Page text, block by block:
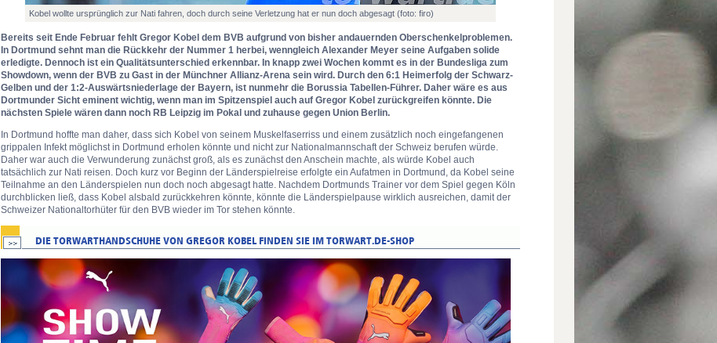
Kobel wollte ursprünglich zur Nati fahren, doch durch seine Verletzung hat er nun doch abgesagt (foto: firo)
Bereits seit Ende Februar fehlt Gregor Kobel dem BVB aufgrund von bisher andauernden Oberschenkelproblemen.
In Dortmund sehnt man die Rückkehr der Nummer 1 herbei, wenngleich Alexander Meyer seine Aufgaben solide
erledigte. Dennoch ist ein Qualitätsunterschied erkennbar. In knapp zwei Wochen kommt es in der Bundesliga zum
Showdown, wenn der BVB zu Gast in der Münchner Allianz-Arena sein wird. Durch den 6:1 Heimerfolg der Schwarz-
Gelben und der 1:2-Auswärtsniederlage der Bayern, ist nunmehr die Borussia Tabellen-Führer. Daher wäre es aus
Dortmunder Sicht eminent wichtig, wenn man im Spitzenspiel auch auf Gregor Kobel zurückgreifen könnte. Die
nächsten Spiele wären dann noch RB Leipzig im Pokal und zuhause gegen Union Berlin.
In Dortmund hoffte man daher, dass sich Kobel von seinem Muskelfaserriss und einem zusätzlich noch eingefangenen
grippalen Infekt möglichst in Dortmund erholen könnte und nicht zur Nationalmannschaft der Schweiz berufen würde.
Daher war auch die Verwunderung zunächst groß, als es zunächst den Anschein machte, als würde Kobel auch
tatsächlich zur Nati reisen. Doch kurz vor Beginn der Länderspielreise erfolgte ein Aufatmen in Dortmund, da Kobel seine
Teilnahme an den Länderspielen nun doch noch abgesagt hatte. Nachdem Dortmunds Trainer vor dem Spiel gegen Köln
durchblicken ließ, dass Kobel alsbald zurückkehren könnte, könnte die Länderspielpause wirklich ausreichen, damit der
Schweizer Nationaltorhüter für den BVB wieder im Tor stehen könnte.